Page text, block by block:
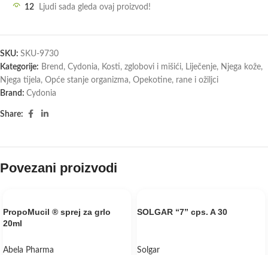
12 Ljudi sada gleda ovaj proizvod!
SKU: SKU-9730
Kategorije: Brend , Cydonia, Kosti, zglobovi i mišići, Liječenje, Njega kože,
Njega tijela, Opće stanje organizma, Opekotine, rane i ožiljci
Brand: Cydonia
Share:
Povezani proizvodi
PropoMucil ® sprej za grlo
20ml
Abela Pharma
SOLGAR “7” cps. A 30
Solgar